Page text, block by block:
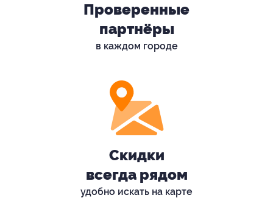
Проверенные
партнёры
в каждом городе
Скидки
всегда рядом
удобно искать на карте